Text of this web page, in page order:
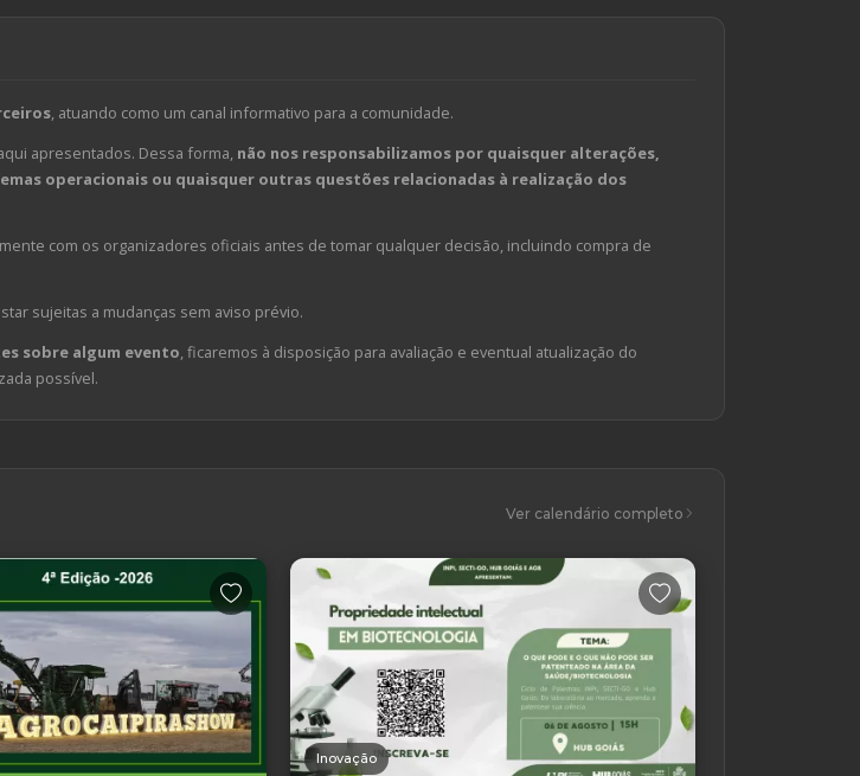
, atuando como um canal informativo para a comunidade.
apresentados. Dessa forma, não nos responsabilizamos por quaisquer alterações,
operacionais ou quaisquer outras questões relacionadas à realização dos
com os organizadores oficiais antes de tomar qualquer decisão, incluindo compra de
sujeitas a mudanças sem aviso prévio.
sobre algum evento, ficaremos à disposição para avaliação e eventual atualização do
possível.
Ver calendário completo
Inovação